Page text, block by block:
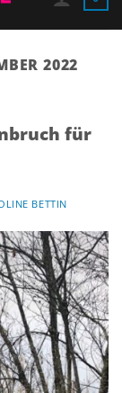
2022
für
BETTIN